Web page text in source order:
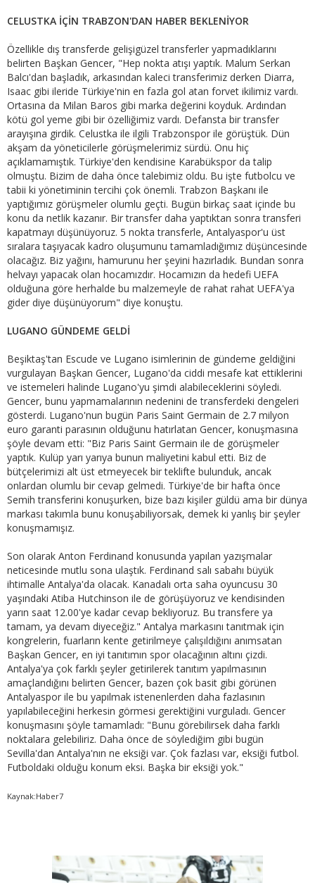
CELUSTKA İÇİN TRABZON'DAN HABER BEKLENİYOR
Özellikle dış transferde gelişigüzel transferler yapmadıklarını
belirten Başkan Gencer, "Hep nokta atışı yaptık. Malum Serkan
Balcı'dan başladık, arkasından kaleci transferimiz derken Diarra,
Isaac gibi ileride Türkiye'nin en fazla gol atan forvet ikilimiz vardı.
Ortasına da Milan Baros gibi marka değerini koyduk. Ardından
kötü gol yeme gibi bir özelliğimiz vardı. Defansta bir transfer
arayışına girdik. Celustka ile ilgili Trabzonspor ile görüştük. Dün
akşam da yöneticilerle görüşmelerimiz sürdü. Onu hiç
açıklamamıştık. Türkiye'den kendisine Karabükspor da talip
olmuştu. Bizim de daha önce talebimiz oldu. Bu işte futbolcu ve
tabii ki yönetiminin tercihi çok önemli. Trabzon Başkanı ile
yaptığımız görüşmeler olumlu geçti. Bugün birkaç saat içinde bu
konu da netlik kazanır. Bir transfer daha yaptıktan sonra transferi
kapatmayı düşünüyoruz. 5 nokta transferle, Antalyaspor'u üst
sıralara taşıyacak kadro oluşumunu tamamladığımız düşüncesinde
olacağız. Biz yağını, hamurunu her şeyini hazırladık. Bundan sonra
helvayı yapacak olan hocamızdır. Hocamızın da hedefi UEFA
olduğuna göre herhalde bu malzemeyle de rahat rahat UEFA'ya
gider diye düşünüyorum" diye konuştu.
LUGANO GÜNDEME GELDİ
Beşiktaş'tan Escude ve Lugano isimlerinin de gündeme geldiğini
vurgulayan Başkan Gencer, Lugano'da ciddi mesafe kat ettiklerini
ve istemeleri halinde Lugano'yu şimdi alabileceklerini söyledi.
Gencer, bunu yapmamalarının nedenini de transferdeki dengeleri
gösterdi. Lugano'nun bugün Paris Saint Germain de 2.7 milyon
euro garanti parasının olduğunu hatırlatan Gencer, konuşmasına
şöyle devam etti: "Biz Paris Saint Germain ile de görüşmeler
yaptık. Kulüp yarı yarıya bunun maliyetini kabul etti. Biz de
bütçelerimizi alt üst etmeyecek bir teklifte bulunduk, ancak
onlardan olumlu bir cevap gelmedi. Türkiye'de bir hafta önce
Semih transferini konuşurken, bize bazı kişiler güldü ama bir dünya
markası takımla bunu konuşabiliyorsak, demek ki yanlış bir şeyler
konuşmamışız.
Son olarak Anton Ferdinand konusunda yapılan yazışmalar
neticesinde mutlu sona ulaştık. Ferdinand salı sabahı büyük
ihtimalle Antalya'da olacak. Kanadalı orta saha oyuncusu 30
yaşındaki Atiba Hutchinson ile de görüşüyoruz ve kendisinden
yarın saat 12.00'ye kadar cevap bekliyoruz. Bu transfere ya
tamam, ya devam diyeceğiz." Antalya markasını tanıtmak için
kongrelerin, fuarların kente getirilmeye çalışıldığını anımsatan
Başkan Gencer, en iyi tanıtımın spor olacağının altını çizdi.
Antalya'ya çok farklı şeyler getirilerek tanıtım yapılmasının
amaçlandığını belirten Gencer, bazen çok basit gibi görünen
Antalyaspor ile bu yapılmak istenenlerden daha fazlasının
yapılabileceğini herkesin görmesi gerektiğini vurguladı. Gencer
konuşmasını şöyle tamamladı: "Bunu görebilirsek daha farklı
noktalara gelebiliriz. Daha önce de söylediğim gibi bugün
Sevilla'dan Antalya'nın ne eksiği var. Çok fazlası var, eksiği futbol.
Futboldaki olduğu konum eksi. Başka bir eksiği yok."
Kaynak:Haber7